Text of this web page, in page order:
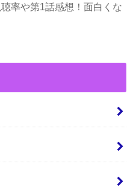
率や第1話感想！面白くな